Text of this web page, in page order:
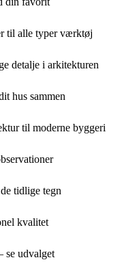
til alle typer værktøj
detalje i arkitekturen
hus sammen
til moderne byggeri
tidlige tegn
kvalitet
se udvalget